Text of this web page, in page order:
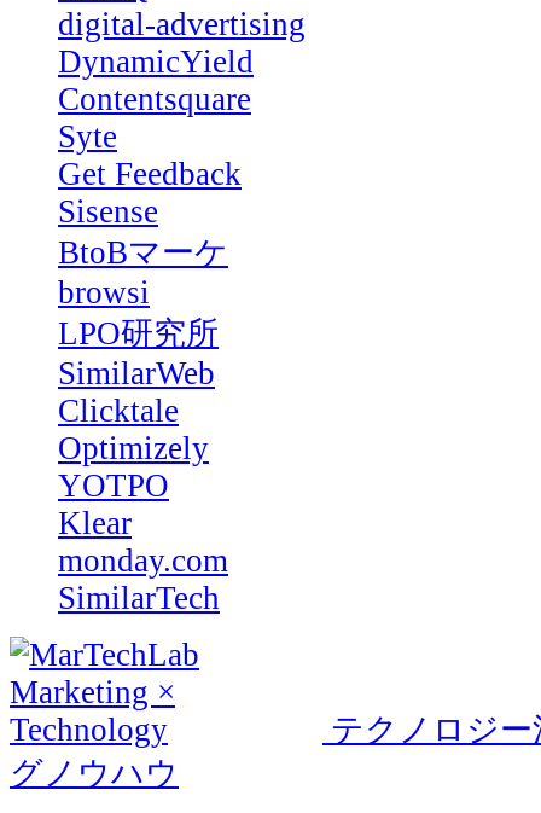
digital-advertising
DynamicYield
Contentsquare
Syte
Get Feedback
Sisense
BtoBマーケ
browsi
LPO研究所
SimilarWeb
Clicktale
Optimizely
YOTPO
Klear
monday.com
SimilarTech
テクノロジ
グノウハウ